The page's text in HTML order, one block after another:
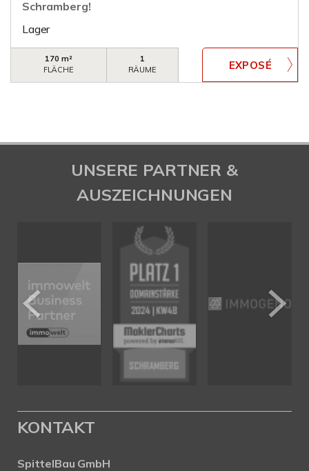
Schramberg!
Lager
170 m²
FLÄCHE
1
RÄUME
UNSERE PARTNER &
AUSZEICHNUNGEN
KONTAKT
SpittelBau GmbH